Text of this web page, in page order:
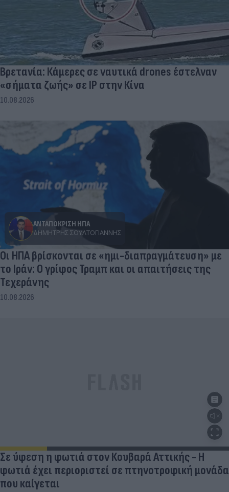
Βρετανία: Κάμερες σε ναυτικά drones έστελναν
«σήματα ζωής» σε IP στην Κίνα
10.08.2026
ΑΝΤΑΠΟΚΡΙΣΗ ΗΠΑ
ΔΗΜΉΤΡΗΣ ΣΟΥΛΤΟΓΙΆΝΝΗΣ
Οι ΗΠΑ βρίσκονται σε «ημι-διαπραγμάτευση» με
το Ιράν: Ο γρίφος Τραμπ και οι απαιτήσεις της
Τεχεράνης
10.08.2026
Σε ύφεση η φωτιά στον Κουβαρά Αττικής - Η
φωτιά έχει περιοριστεί σε πτηνοτροφική μονάδα
που καίγεται